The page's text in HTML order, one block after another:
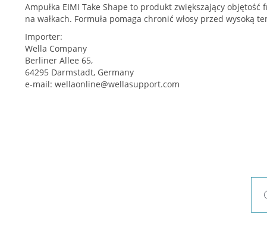
Ampułka EIMI Take Shape to produkt zwiększający
na wałkach. Formuła pomaga chronić włosy przed wysoką
Importer:
Wella Company
Berliner Allee 65,
64295 Darmstadt, Germany
e-mail: wellaonline@wellasupport.com